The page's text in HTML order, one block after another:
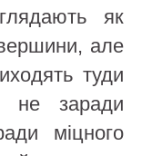
як
але
туди
не заради
міцного